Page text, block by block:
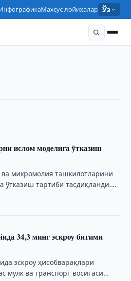
Махсус лойиҳалар Ўз
179,2 млрд сўм ҚҚС
ислом моделига ўтказиш
ва микромолия ташкилотларини
ўтказиш тартиби тасдиқланди.
34,3 минг эскроу битими
эскроу ҳисобварақлари
мулк ва транспорт воситаси